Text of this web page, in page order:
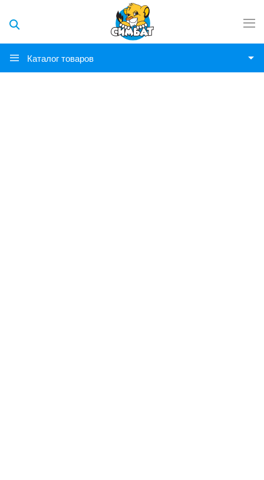
Каталог товаров